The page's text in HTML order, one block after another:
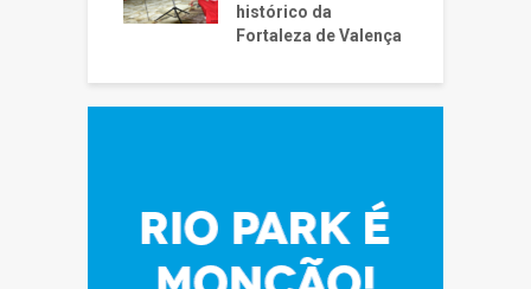
histórico da
Fortaleza de Valença